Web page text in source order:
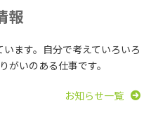
報
ます。自分で考えていろいろ
がいのある仕事です。
お知らせ一覧